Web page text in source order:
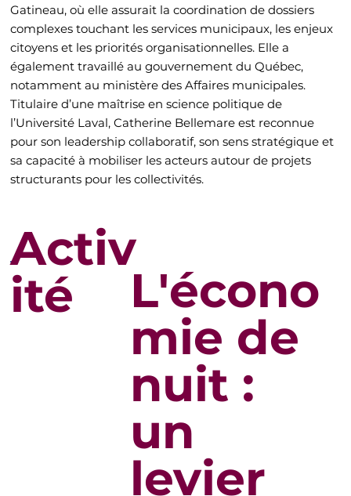
Gatineau, où elle assurait la coordination de dossiers
complexes touchant les services municipaux, les enjeux
citoyens et les priorités organisationnelles. Elle a
également travaillé au gouvernement du Québec,
notamment au ministère des Affaires municipales.
Titulaire d’une maîtrise en science politique de
l’Université Laval, Catherine Bellemare est reconnue
pour son leadership collaboratif, son sens stratégique et
sa capacité à mobiliser les acteurs autour de projets
structurants pour les collectivités.
L'écono
mie de
nuit :
un
levier
Activ
ité